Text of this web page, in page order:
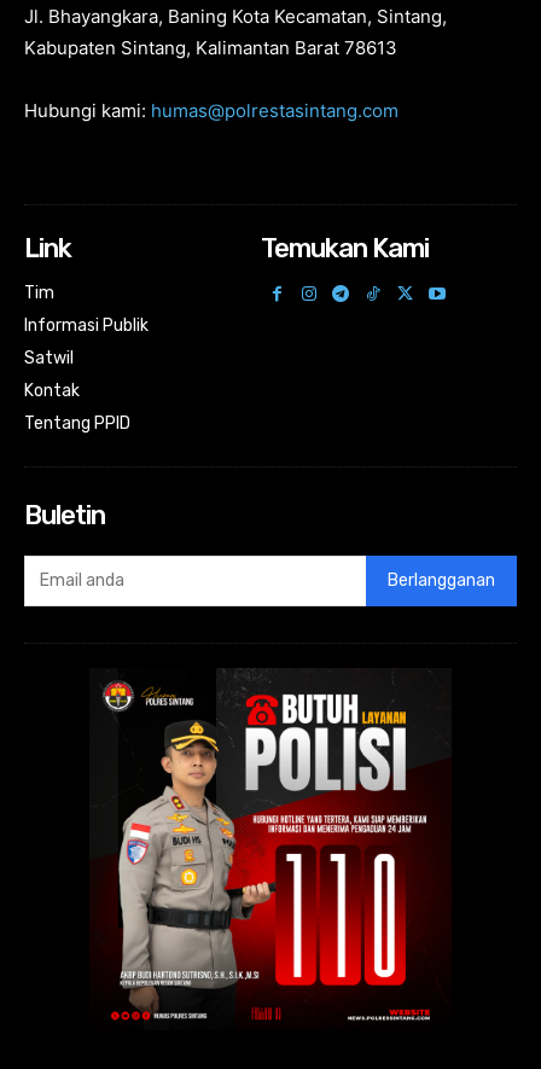
Jl. Bhayangkara, Baning Kota Kecamatan, Sintang,
Kabupaten Sintang, Kalimantan Barat 78613
Hubungi kami: humas@polrestasintang.com
Link
Tim
Informasi Publik
Satwil
Kontak
Tentang PPID
Temukan Kami
Buletin
Berlangganan